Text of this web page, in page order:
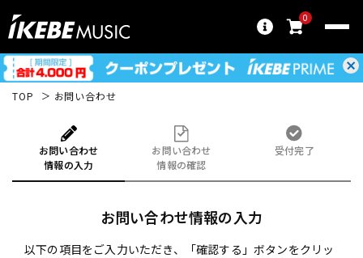
0
TOP お問い合わせ
お問い合わせ
情報の入力
お問い合わせ
情報の確認
受付完了
お問い合わせ情報の入力
以下の項目をご入力いただき、「確認する」ボタンをクリッ